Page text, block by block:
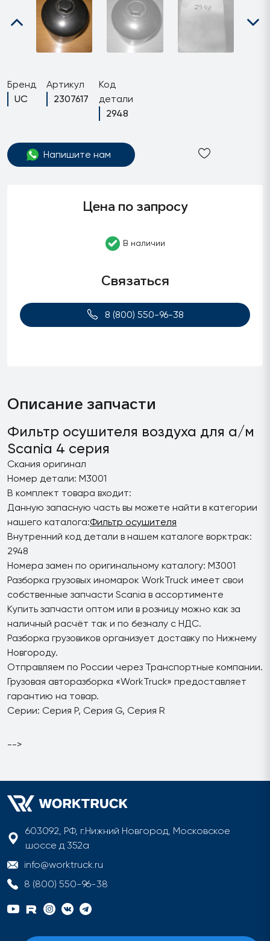
Бренд
UC
Артикул
2307617
Код
детали
2948
Напишите нам
Цена по запросу
В наличии
Связаться
8 (800) 550-96-38
Описание запчасти
Фильтр осушителя воздуха для а/м
Scania 4 серия
Скания оригинал
Номер детали: M3001
В комплект товара входит:
Данную запасную часть вы можете найти в категории
нашего каталога:Фильтр осушителя
Внутренний код детали в нашем каталоге ворктрак:
2948
Номера замен по оригинальному каталогу: M3001
Разборка грузовых иномарок WorkTruck имеет свои
собственные запчасти Scania в ассортименте
Купить запчасти оптом или в розницу можно как за
наличный расчёт так и по безналу с НДС.
Разборка грузовиков организует доставку по Нижнему
Новгороду.
Отправляем по России через Транспортные компании.
Грузовая авторазборка «WorkTruck» предоставляет
гарантию на товар.
Серии: Серия P, Серия G, Серия R
-->
603092, РФ, г.Нижний Новгород, Московское
шоссе д 352а
info@worktruck.ru
8 (800) 550-96-38